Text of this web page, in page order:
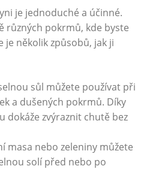
je jednoduché a účinné.
různých pokrmů, kde byste
je několik způsobů, jak ji
sůl můžete používat při
a dušených pokrmů. Díky
dokáže zvýraznit chutě bez
masa nebo zeleniny můžete
solí před nebo po